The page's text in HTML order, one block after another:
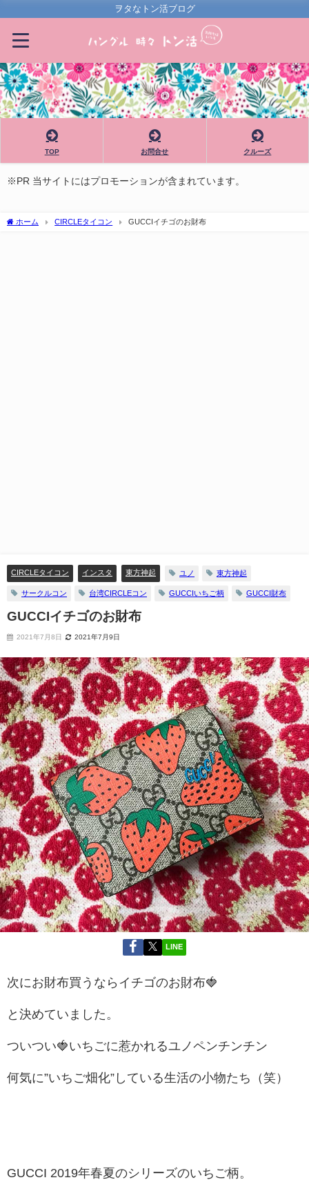
ヲタなトン活ブログ
TOP お問合せ クルーズ
※PR 当サイトにはプロモーションが含まれています。
ホーム CIRCLEタイコン GUCCIイチゴのお財布
CIRCLEタイコン インスタ 東方神起 ユノ 東方神起
サークルコン 台湾CIRCLEコン GUCCIいちご柄 GUCCI財布
GUCCIイチゴのお財布
2021年7月8日 2021年7月9日
LINE
次にお財布買うならイチゴのお財布🍓
と決めていました。
ついつい🍓いちごに惹かれるユノペンチンチン
何気に”いちご畑化”している生活の小物たち（笑）
GUCCI 2019年春夏のシリーズのいちご柄。